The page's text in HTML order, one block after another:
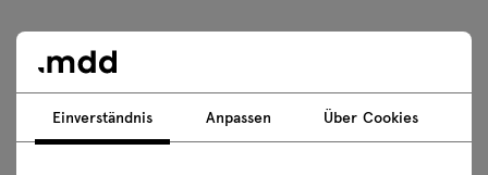
Herunterladen
Fotos Lookbook
Katalog
TechnischeBeschreibung
Einverständnis Anpassen Über Cookies